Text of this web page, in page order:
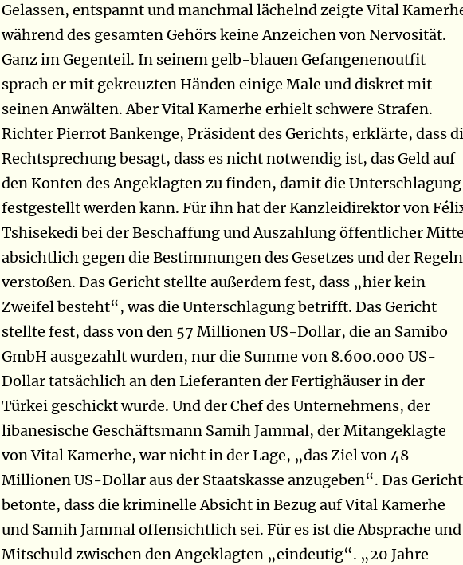
Gelassen, entspannt und manchmal lächelnd zeigte Vital
während des gesamten Gehörs keine Anzeichen von Nervosität.
Ganz im Gegenteil. In seinem gelb-blauen Gefangenenoutfit
sprach er mit gekreuzten Händen einige Male und diskret mit
seinen Anwälten. Aber Vital Kamerhe erhielt schwere Strafen.
Richter Pierrot Bankenge, Präsident des Gerichts, erklärte, dass
Rechtsprechung besagt, dass es nicht notwendig ist, das Geld auf
den Konten des Angeklagten zu finden, damit die Unterschlagung
festgestellt werden kann. Für ihn hat der Kanzleidirektor von
Tshisekedi bei der Beschaffung und Auszahlung öffentlicher
absichtlich gegen die Bestimmungen des Gesetzes und der Regeln
verstoßen. Das Gericht stellte außerdem fest, dass „hier kein
Zweifel besteht“, was die Unterschlagung betrifft. Das Gericht
stellte fest, dass von den 57 Millionen US-Dollar, die an Samibo
GmbH ausgezahlt wurden, nur die Summe von 8.600.000 US-
Dollar tatsächlich an den Lieferanten der Fertighäuser in der
Türkei geschickt wurde. Und der Chef des Unternehmens, der
libanesische Geschäftsmann Samih Jammal, der Mitangeklagte
von Vital Kamerhe, war nicht in der Lage, „das Ziel von 48
Millionen US-Dollar aus der Staatskasse anzugeben“. Das Gericht
betonte, dass die kriminelle Absicht in Bezug auf Vital Kamerhe
und Samih Jammal offensichtlich sei. Für es ist die Absprache und
Mitschuld zwischen den Angeklagten „eindeutig“. „20 Jahre